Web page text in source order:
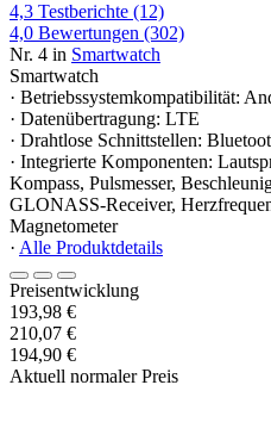
4,3 Testberichte (12)
4,0 Bewertungen (302)
Nr. 4 in Smartwatch
Smartwatch
· Betriebssystemkompatibilität:
· Datenübertragung: LTE
· Drahtlose Schnittstellen:
· Integrierte Komponenten:
Kompass, Pulsmesser,
GLONASS-Receiver,
Magnetometer
· Alle Produktdetails
Preisentwicklung
193,98 €
210,07 €
194,90 €
Aktuell normaler Preis